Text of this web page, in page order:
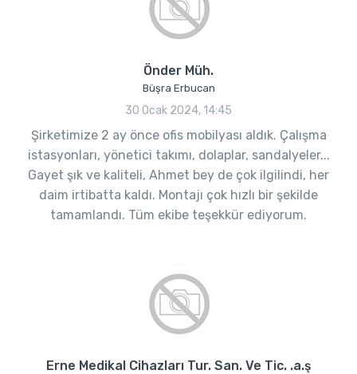
Önder Müh.
Büşra Erbucan
30 Ocak 2024, 14:45
Şirketimize 2 ay önce ofis mobilyası aldık. Çalışma
istasyonları, yönetici takımı, dolaplar, sandalyeler...
Gayet şık ve kaliteli, Ahmet bey de çok ilgilindi, her
daim irtibatta kaldı. Montajı çok hızlı bir şekilde
tamamlandı. Tüm ekibe teşekkür ediyorum.
Erne Medikal Cihazları Tur. San. Ve Tic. .a.ş